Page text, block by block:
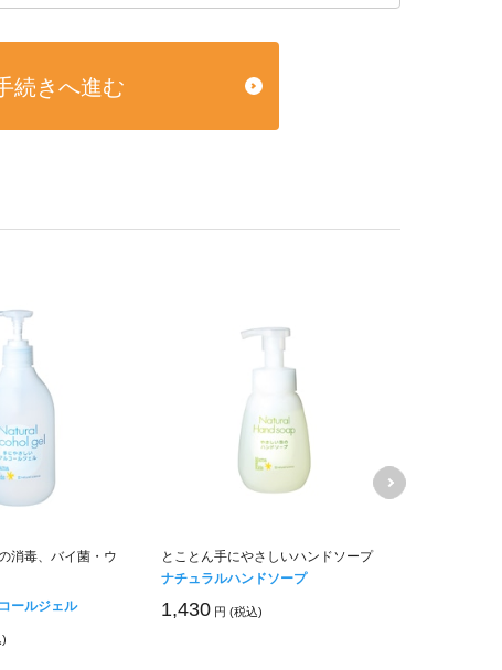
続きへ進む
消毒、バイ菌・ウ
ールジェル
とことん手にやさしいハンドソープ
ナチュラルハンドソープ
1,430 円 (税込)